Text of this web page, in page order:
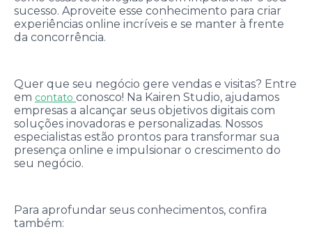
sucesso. Aproveite esse conhecimento para criar
experiências online incríveis e se manter à frente
da concorrência.
Quer que seu negócio gere vendas e visitas? Entre
em contato conosco! Na Kairen Studio, ajudamos
empresas a alcançar seus objetivos digitais com
soluções inovadoras e personalizadas. Nossos
especialistas estão prontos para transformar sua
presença online e impulsionar o crescimento do
seu negócio.
Para aprofundar seus conhecimentos, confira
também: